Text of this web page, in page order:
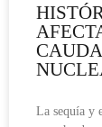
La sequía y